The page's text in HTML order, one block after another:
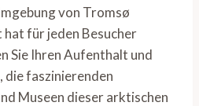
von Tromsø
für jeden Besucher
Sie Ihren Aufenthalt und
die faszinierenden
Museen dieser arktischen